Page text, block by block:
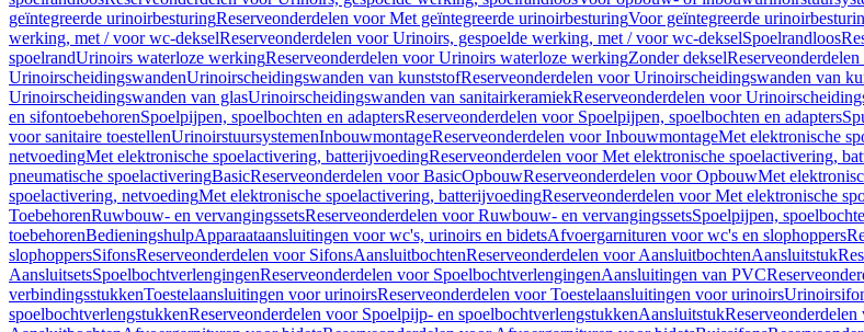
geïntegreerde urinoirbesturingReserveonderdelen voor Met geïntegreerde urinoirbesturingVoor geïntegreerde
werking, met / voor wc-dekselReserveonderdelen voor Urinoirs, gespoelde werking, met / voor wc-dekselSpoelrandloos
spoelrandUrinoirs waterloze werkingReserveonderdelen voor Urinoirs waterloze werkingZonder deksel
UrinoirscheidingswandenUrinoirscheidingswanden van kunststofReserveonderdelen voor Urinoirscheidingswanden van
Urinoirscheidingswanden van glasUrinoirscheidingswanden van sanitairkeramiekReserveonderdelen voor
en sifontoebehorenSpoelpijpen, spoelbochten en adaptersReserveonderdelen voor Spoelpijpen, spoelbochten en adapters
voor sanitaire toestellenUrinoirstuursystemenInbouwmontageReserveonderdelen voor InbouwmontageMet elektronische
netvoedingMet elektronische spoelactivering, batterijvoedingReserveonderdelen voor Met elektronische spoelactivering,
pneumatische spoelactiveringBasicReserveonderdelen voor BasicOpbouwReserveonderdelen voor OpbouwMet
spoelactivering, netvoedingMet elektronische spoelactivering, batterijvoedingReserveonderdelen voor Met elektronische
ToebehorenRuwbouw- en vervangingssetsReserveonderdelen voor Ruwbouw- en vervangingssetsSpoelpijpen,
toebehorenBedieningshulpApparaataansluitingen voor wc's, urinoirs en bidetsAfvoergarnituren voor wc's en slophoppers
slophoppersSifonsReserveonderdelen voor SifonsAansluitbochtenReserveonderdelen voor AansluitbochtenAansluitstuk
AansluitsetsSpoelbochtverlengingenReserveonderdelen voor SpoelbochtverlengingenAansluitingen van PVC
verbindingsstukkenToestelaansluitingen voor urinoirsReserveonderdelen voor Toestelaansluitingen voor urinoirs
spoelbochtverlengstukkenReserveonderdelen voor Spoelpijp- en spoelbochtverlengstukkenAansluitstuk